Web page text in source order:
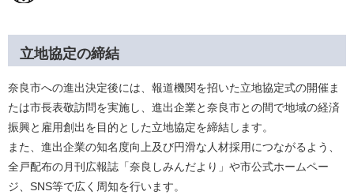
立地協定の締結
奈良市への進出決定後には、報道機関を招いた立地協定式の開催ま
たは市長表敬訪問を実施し、進出企業と奈良市との間で地域の経済
振興と雇用創出を目的とした​立地協定を締結します。
また、進出企業の知名度向上及び円滑な人材採用につながるよう、
全戸配布の月刊広報誌「奈良しみんだより」や市公式ホームペー
ジ、SNS等で広く周知を行います。